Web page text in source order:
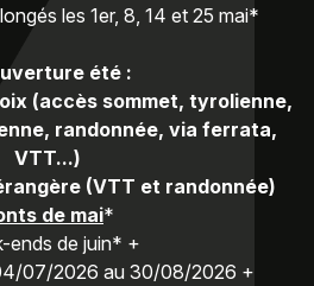
les 1er, 8, 14 et 25 mai*
été :
(accès sommet, tyrolienne,
randonnée, via ferrata,
VTT...)
(VTT et randonnée)
de mai*
ends de juin* +
07/2026 au 30/08/2026 +